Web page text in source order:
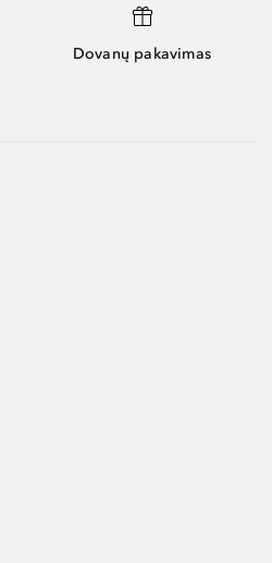
Dovanų pakavimas